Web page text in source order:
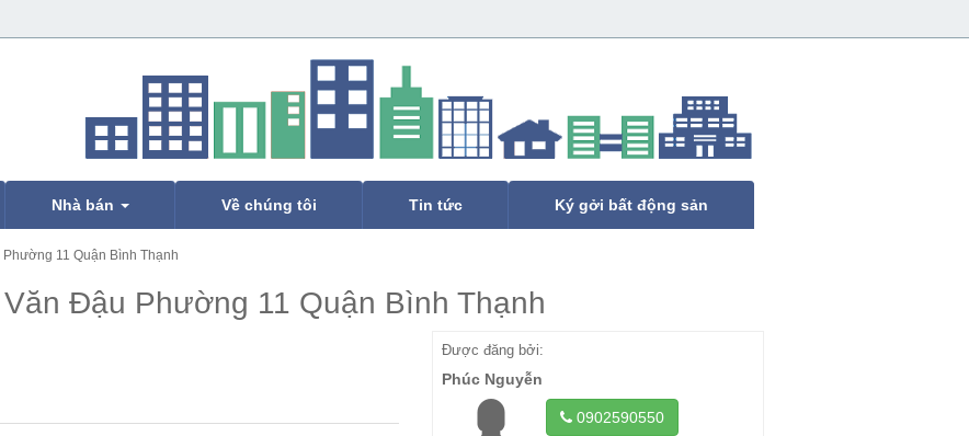
Nhà bán Về chúng tôi Tin tức Ký gởi bất động sản
11 Quận Bình Thạnh
Đậu Phường 11 Quận Bình Thạnh
Được đăng bởi:
Phúc Nguyễn
0902590550